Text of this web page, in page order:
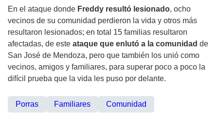
En el ataque donde Freddy resultó lesionado, ocho
vecinos de su comunidad perdieron la vida y otros más
resultaron lesionados; en total 15 familias resultaron
afectadas, de este ataque que enlutó a la comunidad de
San José de Mendoza, pero que también los unió como
vecinos, amigos y familiares, para superar poco a poco la
difícil prueba que la vida les puso por delante.
Porras Familiares Comunidad